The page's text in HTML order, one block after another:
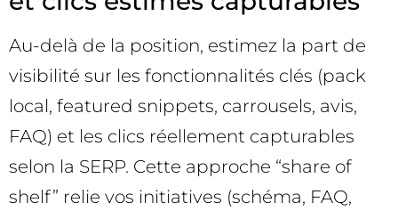
Au-delà de la position, estimez la part de
visibilité sur les fonctionnalités clés (pack
local, featured snippets, carrousels, avis,
FAQ) et les clics réellement capturables
selon la SERP. Cette approche “share of
shelf” relie vos initiatives (schéma, FAQ,